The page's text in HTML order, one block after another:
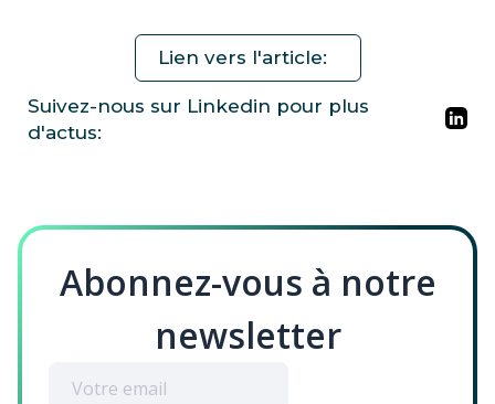
Lien vers l'article:
Suivez-nous sur Linkedin pour plus
d'actus:
Abonnez-vous à notre
newsletter